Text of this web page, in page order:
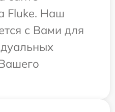
Fluke. Наш
с Вами для